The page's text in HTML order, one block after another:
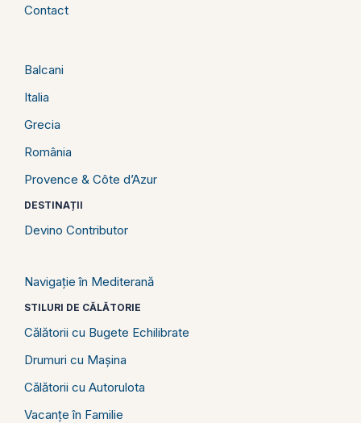
Contact
Balcani
Italia
Grecia
România
Provence & Côte d’Azur
DESTINAȚII
Devino Contributor
Navigație în Mediterană
STILURI DE CĂLĂTORIE
Călătorii cu Bugete Echilibrate
Drumuri cu Mașina
Călătorii cu Autorulota
Vacanțe în Familie